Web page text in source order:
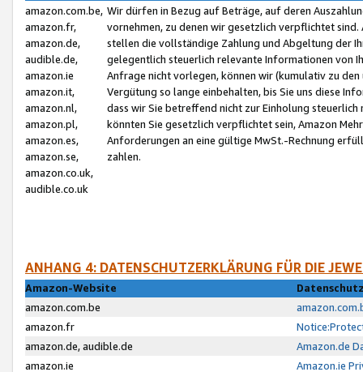
amazon.com.be,
amazon.fr,
amazon.de,
audible.de,
amazon.ie
amazon.it,
amazon.nl,
amazon.pl,
amazon.es,
amazon.se,
amazon.co.uk,
audible.co.uk
Wir dürfen in Bezug auf Beträge, auf deren
vornehmen, zu denen wir gesetzlich verpflichtet
stellen die vollständige Zahlung und Abgeltung der
gelegentlich steuerlich relevante Informationen von
Anfrage nicht vorlegen, können wir (kumulativ zu
Vergütung so lange einbehalten, bis Sie uns diese
dass wir Sie betreffend nicht zur Einholung
könnten Sie gesetzlich verpflichtet sein, Amazon
Anforderungen an eine gültige MwSt.-Rechnung
zahlen.
ANHANG 4: DATENSCHUTZERKLÄRUNG FÜR DIE
Amazon-Website
amazon.com.be
amazon.fr
amazon.de, audible.de
Amazon.de
amazon.ie
Amazon.ie